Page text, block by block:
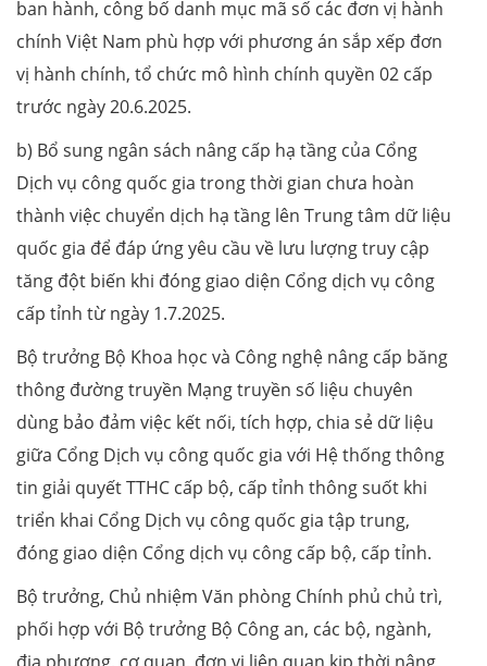
ban hành, công bố danh mục mã số các đơn vị hành
chính Việt Nam phù hợp với phương án sắp xếp đơn
vị hành chính, tổ chức mô hình chính quyền 02 cấp
trước ngày 20.6.2025.
b) Bổ sung ngân sách nâng cấp hạ tầng của Cổng
Dịch vụ công quốc gia trong thời gian chưa hoàn
thành việc chuyển dịch hạ tầng lên Trung tâm dữ liệu
quốc gia để đáp ứng yêu cầu về lưu lượng truy cập
tăng đột biến khi đóng giao diện Cổng dịch vụ công
cấp tỉnh từ ngày 1.7.2025.
Bộ trưởng Bộ Khoa học và Công nghệ nâng cấp băng
thông đường truyền Mạng truyền số liệu chuyên
dùng bảo đảm việc kết nối, tích hợp, chia sẻ dữ liệu
giữa Cổng Dịch vụ công quốc gia với Hệ thống thông
tin giải quyết TTHC cấp bộ, cấp tỉnh thông suốt khi
triển khai Cổng Dịch vụ công quốc gia tập trung,
đóng giao diện Cổng dịch vụ công cấp bộ, cấp tỉnh.
Bộ trưởng, Chủ nhiệm Văn phòng Chính phủ chủ trì,
phối hợp với Bộ trưởng Bộ Công an, các bộ, ngành,